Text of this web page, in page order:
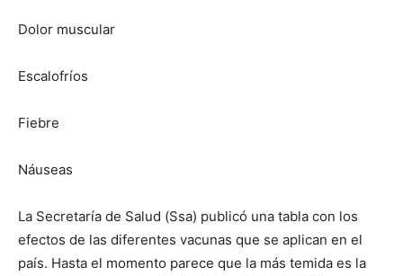
Dolor muscular
Escalofríos
Fiebre
Náuseas
La Secretaría de Salud (Ssa) publicó una tabla con los
efectos de las diferentes vacunas que se aplican en el
país. Hasta el momento parece que la más temida es la